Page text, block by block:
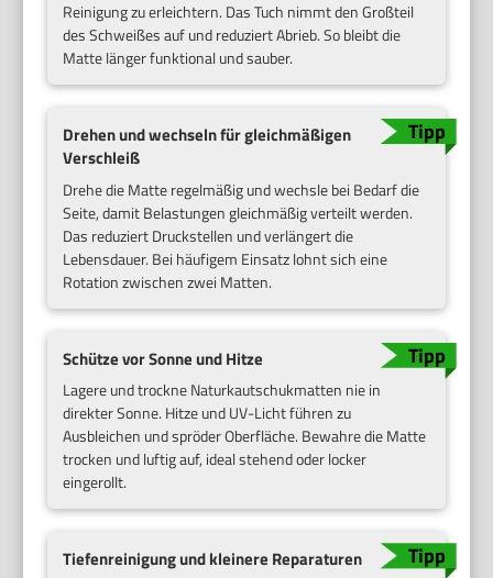
Reinigung zu erleichtern. Das Tuch nimmt den Großteil
des Schweißes auf und reduziert Abrieb. So bleibt die
Matte länger funktional und sauber.
Drehen und wechseln für gleichmäßigen
Verschleiß
Drehe die Matte regelmäßig und wechsle bei Bedarf die
Seite, damit Belastungen gleichmäßig verteilt werden.
Das reduziert Druckstellen und verlängert die
Lebensdauer. Bei häufigem Einsatz lohnt sich eine
Rotation zwischen zwei Matten.
Schütze vor Sonne und Hitze
Lagere und trockne Naturkautschukmatten nie in
direkter Sonne. Hitze und UV-Licht führen zu
Ausbleichen und spröder Oberfläche. Bewahre die Matte
trocken und luftig auf, ideal stehend oder locker
eingerollt.
Tiefenreinigung und kleinere Reparaturen